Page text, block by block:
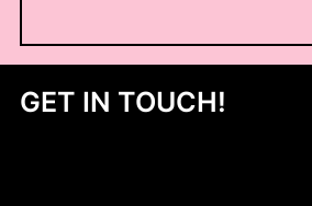
u
a
GET IN TOUCH!